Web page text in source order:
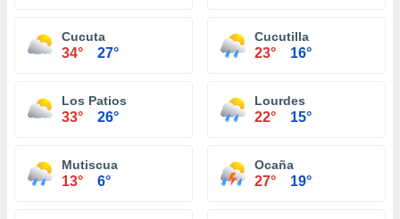
Cucuta
34° 27°
Cucutilla
23° 16°
Los Patios
33° 26°
Lourdes
22° 15°
Mutiscua
13° 6°
Ocaña
27° 19°